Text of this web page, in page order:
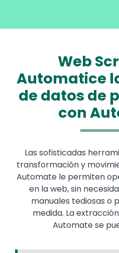
Web
Automatice
de datos de
con
Las sofisticadas
transformación y
Automate le permiten
en la web, sin
manuales tediosas o
medida. La
Automate se